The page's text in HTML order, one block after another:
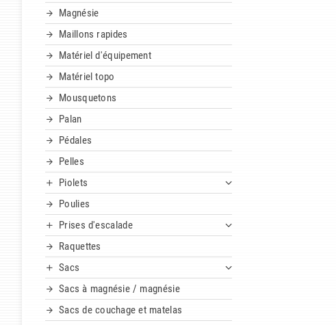
Magnésie
Maillons rapides
Matériel d'équipement
Matériel topo
Mousquetons
Palan
Pédales
Pelles
Piolets
Poulies
Prises d'escalade
Raquettes
Sacs
Sacs à magnésie / magnésie
Sacs de couchage et matelas